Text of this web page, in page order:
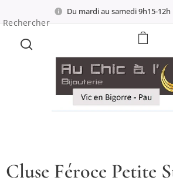
Du mardi au samedi 9h15-12h
Rechercher
Cluse Féroce Petite